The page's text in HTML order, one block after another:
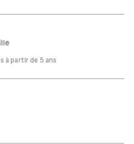
à partir de 5 ans